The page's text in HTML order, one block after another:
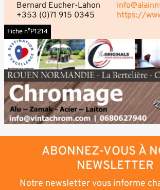
Bernard Eucher-Lahon
+353 (0)71 915 0345
https://
Fiche n°P1214
ABONNEZ-VOUS À
NEWSLETTER
Notre newsletter vous informe